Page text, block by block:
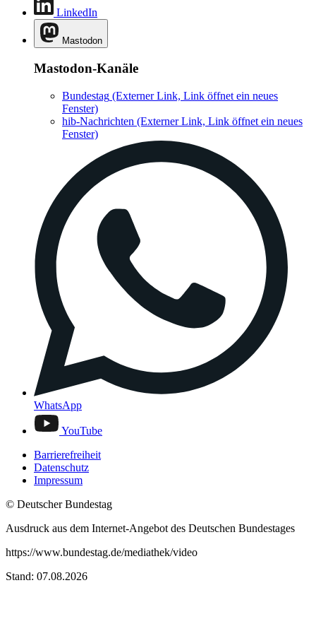
LinkedIn
Mastodon
Mastodon-Kanäle
Bundestag (Externer Link, Link öffnet ein neues
Fenster)
hib-Nachrichten (Externer Link, Link öffnet ein neues
Fenster)
WhatsApp
YouTube
Barrierefreiheit
Datenschutz
Impressum
© Deutscher Bundestag
Ausdruck aus dem Internet-Angebot des Deutschen Bundestages
https://www.bundestag.de/mediathek/video
Stand: 07.08.2026